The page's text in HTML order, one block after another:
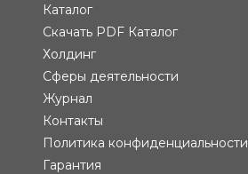
Каталог
Скачать PDF Каталог
Холдинг
Сферы деятельности
Журнал
Контакты
Политика конфиденциальности
Гарантия